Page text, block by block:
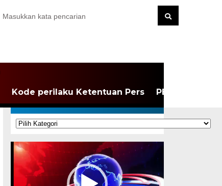
Kode perilaku Ketentuan Pers PEDOMAN
KATEGORI
Kategori
Pemutar
Video